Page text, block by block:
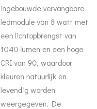
ingebouwde vervangbare
ledmodule van 8 watt met
een lichtopbrengst van
1040 lumen en een hoge
CRI van 90, waardoor
kleuren natuurlijk en
levendig worden
weergegeven. De